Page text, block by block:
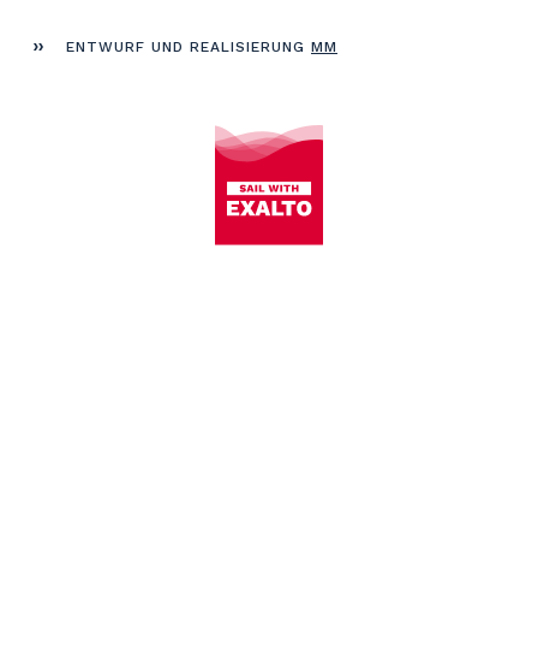
ENTWURF UND REALISIERUNG MM